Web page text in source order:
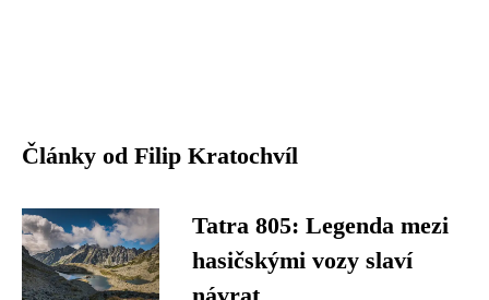
Články od Filip Kratochvíl
Tatra 805: Legenda mezi
hasičskými vozy slaví